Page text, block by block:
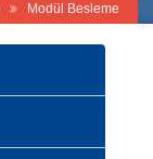
Modül Besleme